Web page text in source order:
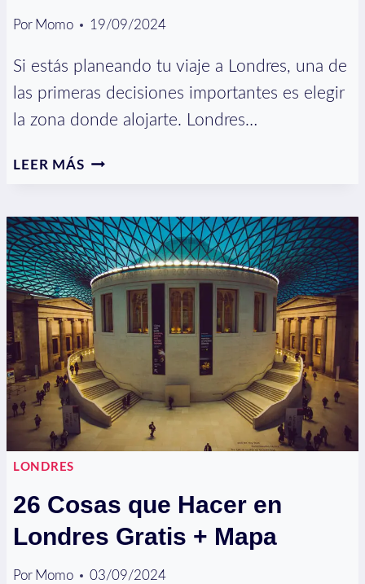
Por Momo 19/09/2024
Si estás planeando tu viaje a Londres, una de
las primeras decisiones importantes es elegir
la zona donde alojarte. Londres…
LEER MÁS9
PARA
ALOJARSE
EN
LONDRES
(Y
DÓNDE
NO)
+
MAPA
LONDRES
26 Cosas que Hacer en
Londres Gratis + Mapa
Por Momo 03/09/2024